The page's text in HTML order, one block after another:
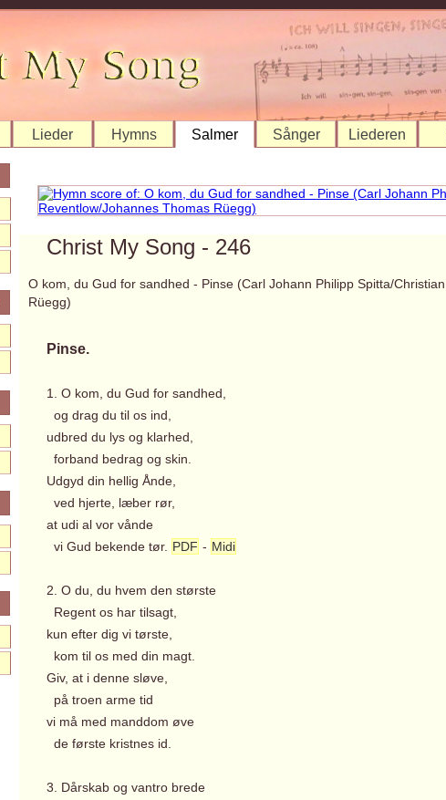
Lieder Hymns Salmer Sånger Liederen
Christ My Song - 246
O kom, du Gud for sandhed - Pinse (Carl Johann Philipp Spitta/
Rüegg)
Pinse.
1. O kom, du Gud for sandhed,
og drag du til os ind,
udbred du lys og klarhed,
forband bedrag og skin.
Udgyd din hellig Ånde,
ved hjerte, læber rør,
at udi al vor vånde
vi Gud bekende tør. PDF - Midi
2. O du, du hvem den største
Regent os har tilsagt,
kun efter dig vi tørste,
kom til os med din magt.
Giv, at i denne sløve,
på troen arme tid
vi må med manddom øve
de første kristnes id.
3. Dårskab og vantro brede